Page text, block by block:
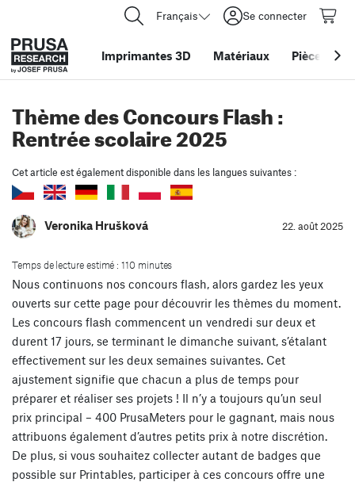
Français Se connecter
Imprimantes 3D Matériaux Pièces &
Thème des Concours Flash :
Rentrée scolaire 2025
Cet article est également disponible dans les langues suivantes :
Veronika Hrušková 22. août 2025
Temps de lecture estimé : 110 minutes
Nous continuons nos concours flash, alors gardez les yeux
ouverts sur cette page pour découvrir les thèmes du moment.
Les concours flash commencent un vendredi sur deux et
durent 17 jours, se terminant le dimanche suivant, s’étalant
effectivement sur les deux semaines suivantes. Cet
ajustement signifie que chacun a plus de temps pour
préparer et réaliser ses projets ! Il n’y a toujours qu’un seul
prix principal – 400 PrusaMeters pour le gagnant, mais nous
attribuons également d’autres petits prix à notre discrétion.
De plus, si vous souhaitez collecter autant de badges que
possible sur Printables, participer à ces concours offre une